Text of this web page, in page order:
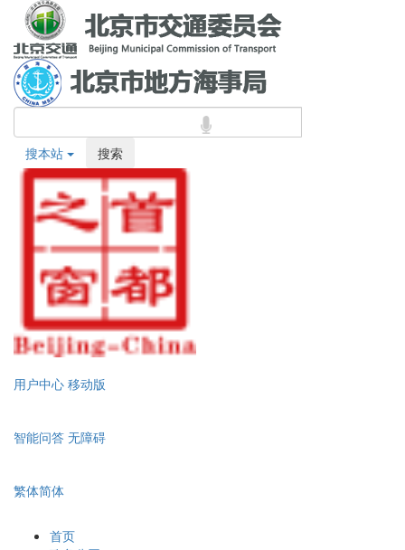
搜本站 搜索
用户中心 移动版
智能问答 无障碍
繁体简体
首页